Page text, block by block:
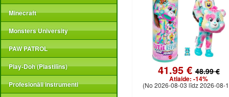
Minecraft
Monsters University
PAW PATROL
Play-Doh (Plastilīns)
Profesionāli instrumenti
41.95 €48.99 €
Atlaide: -14%
(No 2026-08-03 līdz 2026-08-